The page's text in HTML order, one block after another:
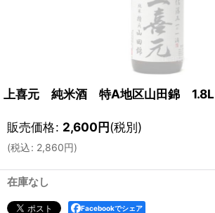
上喜元 純米酒 特A地区山田錦 1.8L
販売価格: 2,600円(税別)
(税込: 2,860円)
在庫なし
Facebookでシェア